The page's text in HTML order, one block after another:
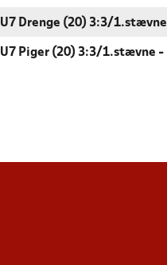
U7 Drenge (20) 3:3/
U7 Piger (20) 3:3/1.stævne -